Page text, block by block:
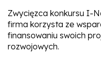
Zwycięzca konkursu I-
firma korzysta ze
finansowaniu swoich
rozwojowych.